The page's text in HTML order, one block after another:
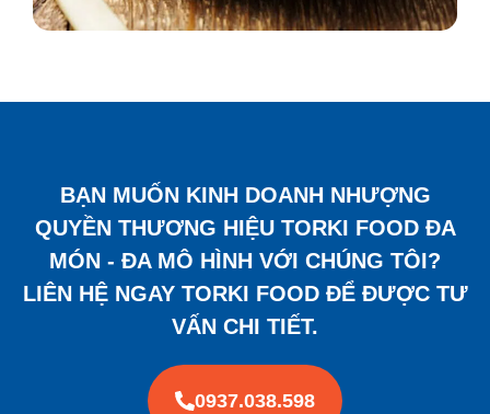
BẠN MUỐN KINH DOANH NHƯỢNG
QUYỀN THƯƠNG HIỆU TORKI FOOD ĐA
MÓN - ĐA MÔ HÌNH VỚI CHÚNG TÔI?
LIÊN HỆ NGAY TORKI FOOD ĐỂ ĐƯỢC TƯ
VẤN CHI TIẾT.
0937.038.598